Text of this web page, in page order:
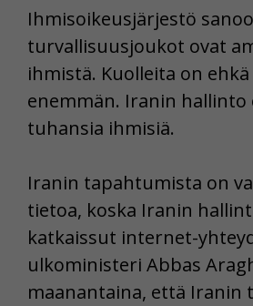
Ihmisoikeusjärjestö
turvallisuusjoukot ovat
ihmistä. Kuolleita on
enemmän. Iranin
tuhansia ihmisiä.
Iranin tapahtumista on
tietoa, koska Iranin
katkaissut internet-
ulkoministeri Abbas
maanantaina, että Iranin